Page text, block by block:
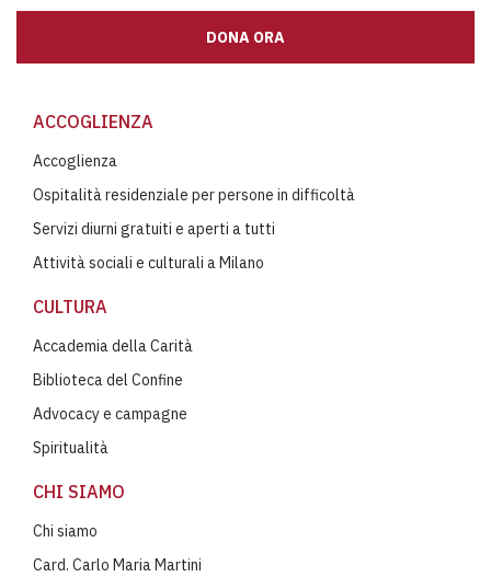
DONA ORA
ACCOGLIENZA
Accoglienza
Ospitalità residenziale per persone in difficoltà
Servizi diurni gratuiti e aperti a tutti
Attività sociali e culturali a Milano
CULTURA
Accademia della Carità
Biblioteca del Confine
Advocacy e campagne
Spiritualità
CHI SIAMO
Chi siamo
Card. Carlo Maria Martini